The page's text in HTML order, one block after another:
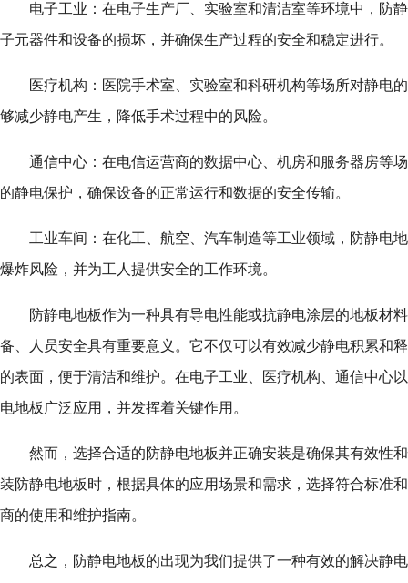
电子工业：在电子生产厂、实验室和清洁室等环境中，防
子元器件和设备的损坏，并确保生产过程的安全和稳定进行。
医疗机构：医院手术室、实验室和科研机构等场所对静电
够减少静电产生，降低手术过程中的风险。
通信中心：在电信运营商的数据中心、机房和服务器房等
的静电保护，确保设备的正常运行和数据的安全传输。
工业车间：在化工、航空、汽车制造等工业领域，防静电
爆炸风险，并为工人提供安全的工作环境。
防静电地板作为一种具有导电性能或抗静电涂层的地板材
备、人员安全具有重要意义。它不仅可以有效减少静电积累和
的表面，便于清洁和维护。在电子工业、医疗机构、通信中心
电地板广泛应用，并发挥着关键作用。
然而，选择合适的防静电地板并正确安装是确保其有效性
装防静电地板时，根据具体的应用场景和需求，选择符合标准
商的使用和维护指南。
总之，防静电地板的出现为我们提供了一种有效的解决静